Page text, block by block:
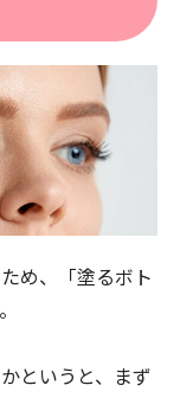
め、「塗るボト
というと、まず